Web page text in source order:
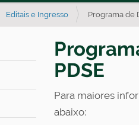
Editais e Ingresso Programa de
PDSE
Para maiores
abaixo: